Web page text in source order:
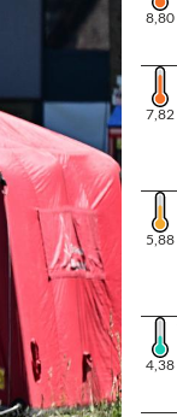
8,80
7,82
5,88
4,38